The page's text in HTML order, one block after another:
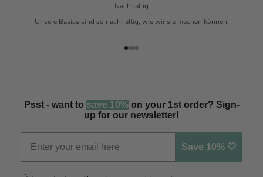
Nachhaltig
Unsere Basics sind so nachhaltig, wie wir sie machen können!
Gehe zu Element 1
Gehe zu Element 2
Gehe zu Element 3
Gehe zu Element 4
Psst - want to save 10%on your 1st order? Sign-
up for our newsletter!
Save 10% 🤍